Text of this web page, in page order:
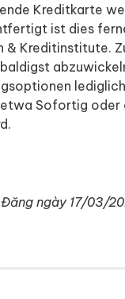
Kreditkarte
ist dies
& Kreditinstitute.
Sofortig
Đăng ngày 17/03/